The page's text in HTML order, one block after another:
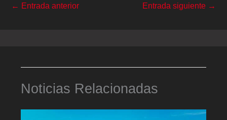
← Entrada anterior Entrada siguiente →
Noticias Relacionadas